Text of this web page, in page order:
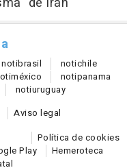
notibrasil notichile
méxico notipanama
notiuruguay
Aviso legal
Política de cookies
Play
Hemeroteca